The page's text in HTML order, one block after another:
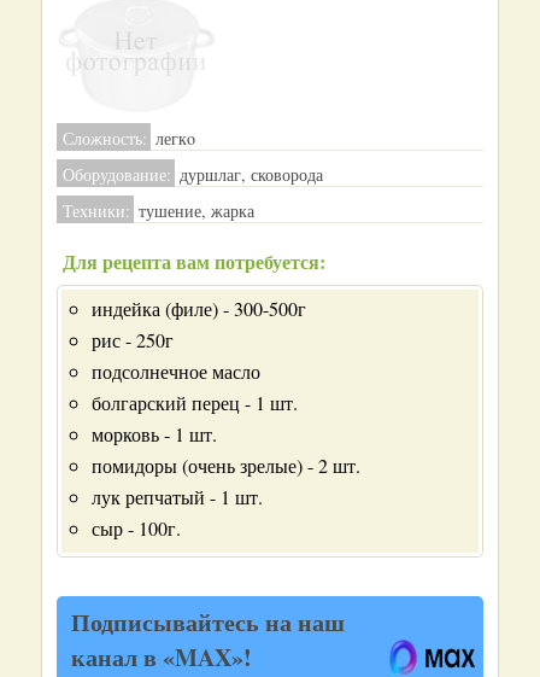
Сложность: легкo
Оборудование: дуршлаг, сковорода
Техники: тушение, жарка
Для рецепта вам потребуется:
индейка (филе) - 300-500г
рис - 250г
подсолнечное масло
болгарский перец - 1 шт.
морковь - 1 шт.
помидоры (очень зрелые) - 2 шт.
лук репчатый - 1 шт.
сыр - 100г.
Подписывайтесь на наш
канал в «MAX»!